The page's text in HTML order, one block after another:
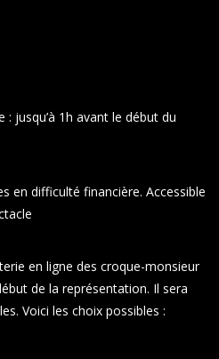
jusqu’à 1h avant le début du
en difficulté financière. Accessible
en ligne des croque-monsieur
de la représentation. Il sera
Voici les choix possibles :